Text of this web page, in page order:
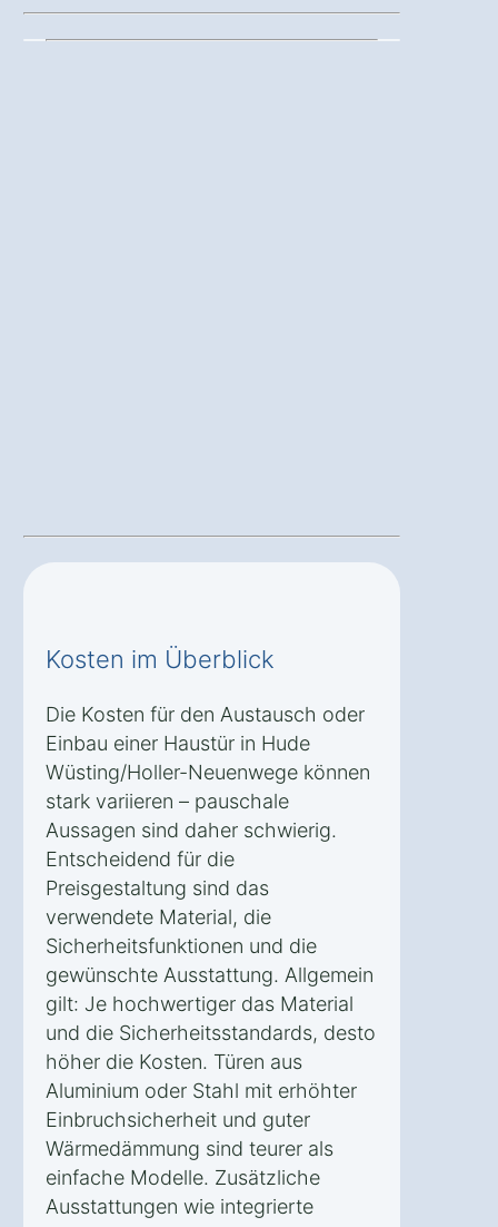
Kosten im Überblick
Die Kosten für den Austausch oder
Einbau einer Haustür in Hude
Wüsting/Holler-Neuenwege können
stark variieren – pauschale
Aussagen sind daher schwierig.
Entscheidend für die
Preisgestaltung sind das
verwendete Material, die
Sicherheitsfunktionen und die
gewünschte Ausstattung. Allgemein
gilt: Je hochwertiger das Material
und die Sicherheitsstandards, desto
höher die Kosten. Türen aus
Aluminium oder Stahl mit erhöhter
Einbruchsicherheit und guter
Wärmedämmung sind teurer als
einfache Modelle. Zusätzliche
Ausstattungen wie integrierte